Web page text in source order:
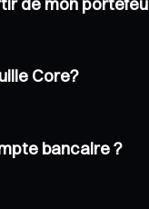
Core?
bancaire ?